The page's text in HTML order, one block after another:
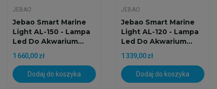
JEBAO
Jebao Smart Marine
Light AL-150 - Lampa
Led Do Akwarium...
1 660,00 zł
Dodaj do koszyka
JEBAO
Jebao Smart Marine
Light AL-120 - Lampa
Led Do Akwarium...
1 339,00 zł
Dodaj do koszyka